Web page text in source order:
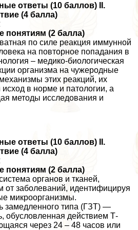
ответы (10 баллов) II.
(4 балла)
понятиям (2 балла)
по силе реакция иммунной
на повторное попадания в
– медико-биологическая
организма на чужеродные
этих реакций, их
в норме и патологии, а
методы исследования и
ответы (10 баллов) II.
(4 балла)
понятиям (2 балла)
органов и тканей,
заболеваний, идентифицируя
микроорганизмы.
замедленного типа (ГЗТ) —
обусловленная действием Т-
через 24 – 48 часов или